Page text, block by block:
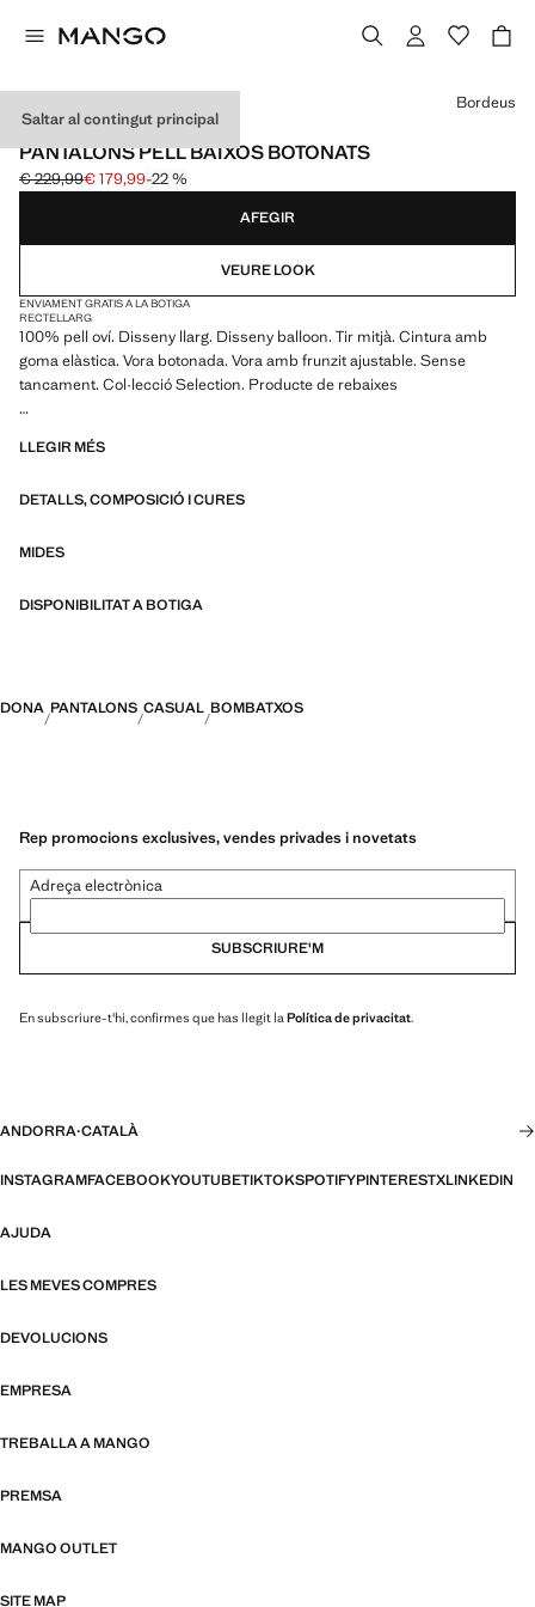
Saltar al contingut principal
SELECTION
PANTALONS PELL BAIXOS BOTONATS
Preu inicial ratllat [€ 229,99 ]
€ 229,99
Preu actual [€ 179,99 ]
€ 179,99-22 %
Selecciona un color
Bordeus
AFEGIR
VEURE LOOK
ENVIAMENT GRATIS A LA BOTIGA
RECTELLARG
100% pell oví. Disseny llarg. Disseny balloon. Tir mitjà. Cintura amb
goma elàstica. Vora botonada. Vora amb frunzit ajustable. Sense
tancament. Col·lecció Selection. Producte de rebaixes
qualitat per a construir un armari femení i contemporani
LLEGIR MÉS
DETALLS, COMPOSICIÓ I CURES
MIDES
DISPONIBILITAT A BOTIGA
DONA PANTALONS CASUAL BOMBATXOS
Rep promocions exclusives, vendes privades i novetats
Adreça electrònica
SUBSCRIURE'M
En subscriure-t'hi, confirmes que has llegit la Política de privacitat.
ANDORRA·CATALÀ
INSTAGRAMFACEBOOKYOUTUBETIKTOKSPOTIFYPINTERESTXLINKEDIN
AJUDA
LES MEVES COMPRES
DEVOLUCIONS
EMPRESA
TREBALLA A MANGO
PREMSA
MANGO OUTLET
SITE MAP